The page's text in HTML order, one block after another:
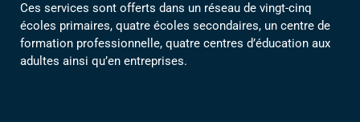
Ces services sont offerts dans un réseau de vingt-cinq
écoles primaires, quatre écoles secondaires, un centre de
formation professionnelle, quatre centres d’éducation aux
adultes ainsi qu’en entreprises.